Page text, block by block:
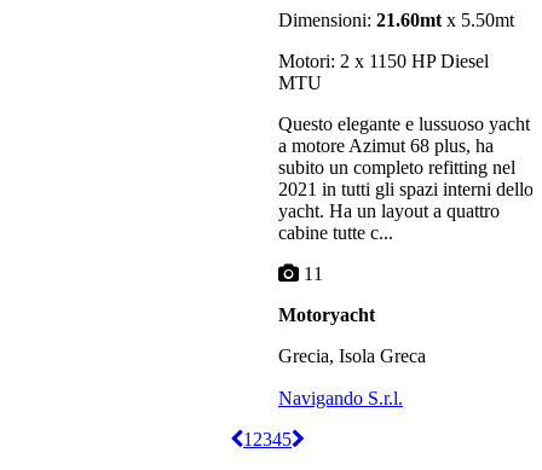
Dimensioni: 21.60mt x 5.50mt
Motori: 2 x 1150 HP Diesel
MTU
Questo elegante e lussuoso yacht
a motore Azimut 68 plus, ha
subito un completo refitting nel
2021 in tutti gli spazi interni dello
yacht. Ha un layout a quattro
cabine tutte c...
11
Motoryacht
Grecia, Isola Greca
Navigando S.r.l.
12345